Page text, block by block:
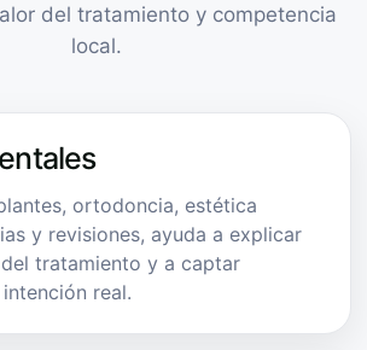
del tratamiento y competencia
local.
ortodoncia, estética
y revisiones, ayuda a explicar
tratamiento y a captar
real.